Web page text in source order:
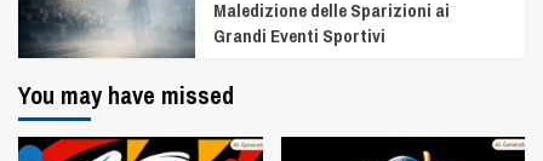
Maledizione delle Sparizioni ai
Grandi Eventi Sportivi
You may have missed